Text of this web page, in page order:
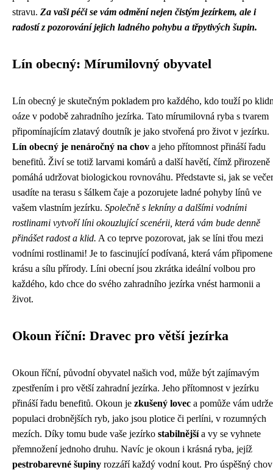
stravu. Za vaši péči se vám odmění nejen čistým jezírkem, ale i
radostí z pozorování jejich ladného pohybu a třpytivých šupin.
Lín obecný: Mírumilovný obyvatel
Lín obecný je skutečným pokladem pro každého, kdo touží po
oáze v podobě zahradního jezírka. Tato mírumilovná ryba s tvarem
připomínajícím zlatavý doutník je jako stvořená pro život v jezírku.
Lín obecný je nenáročný na chov a jeho přítomnost přináší řadu
benefitů. Živí se totiž larvami komárů a další havětí, čímž přirozeně
pomáhá udržovat biologickou rovnováhu. Představte si, jak se večer
usadíte na terasu s šálkem čaje a pozorujete ladné pohyby línů ve
vašem vlastním jezírku. Společně s lekníny a dalšími vodními
rostlinami vytvoří líni okouzlující scenérii, která vám bude denně
přinášet radost a klid. A co teprve pozorovat, jak se líni třou mezi
vodními rostlinami! Je to fascinující podívaná, která vám připomene
krásu a sílu přírody. Líni obecní jsou zkrátka ideální volbou pro
každého, kdo chce do svého zahradního jezírka vnést harmonii a
život.
Okoun říční: Dravec pro větší jezírka
Okoun říční, původní obyvatel našich vod, může být zajímavým
zpestřením i pro větší zahradní jezírka. Jeho přítomnost v jezírku
přináší řadu benefitů. Okoun je zkušený lovec a pomůže vám
populaci drobnějších ryb, jako jsou plotice či perlíni, v rozumných
mezích. Díky tomu bude vaše jezírko stabilnějšía vy se vyhnete
přemnožení jednoho druhu. Navíc je okoun i krásná ryba, jejíž
pestrobarevné šupiny rozzáří každý vodní kout. Pro úspěšný chov